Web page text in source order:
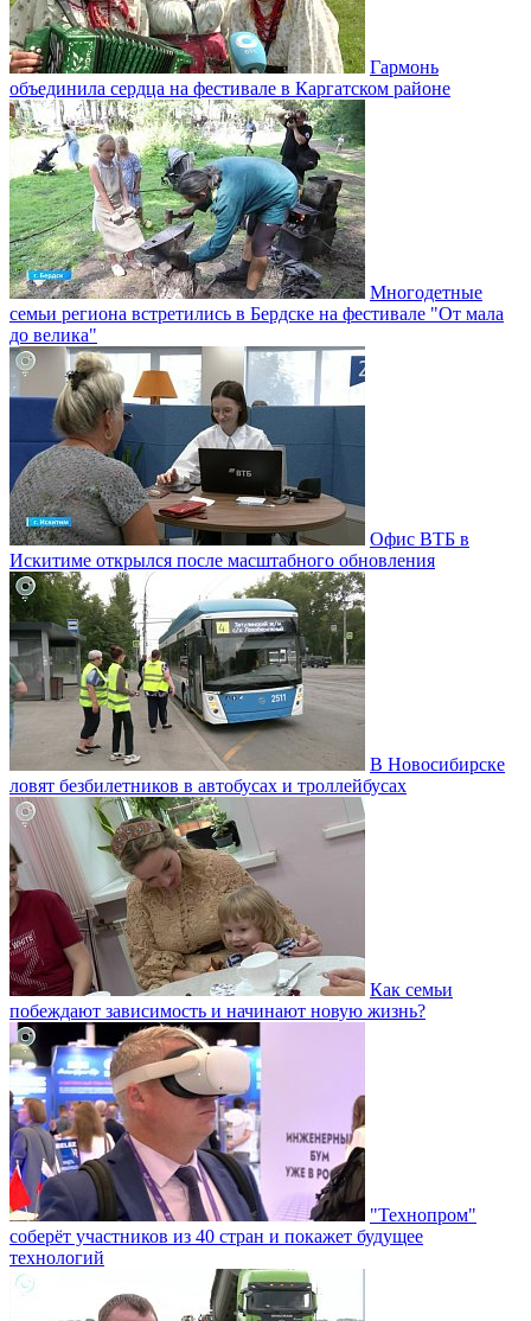
Гармонь
объединила сердца на фестивале в Каргатском районе
Многодетные
семьи региона встретились в Бердске на фестивале "От мала
до велика"
Офис ВТБ в
Искитиме открылся после масштабного обновления
В Новосибирске
ловят безбилетников в автобусах и троллейбусах
Как семьи
побеждают зависимость и начинают новую жизнь?
"Технопром"
соберёт участников из 40 стран и покажет будущее
технологий